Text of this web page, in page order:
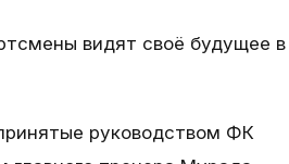
видят своё будущее в
руководством ФК